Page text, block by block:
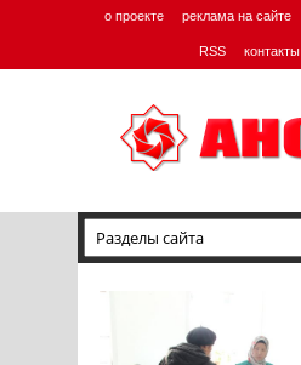
о проекте реклама на сайте
RSS контакты